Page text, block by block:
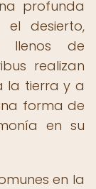
profunda
desierto,
llenos de
realizan
la tierra y a
forma de
en su
en la